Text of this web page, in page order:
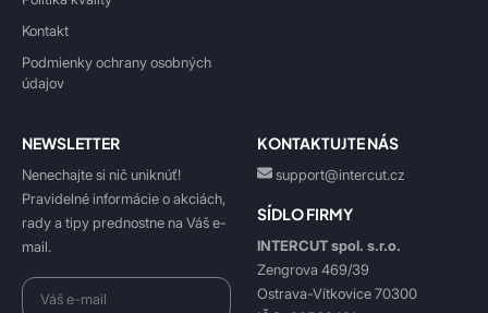
Kontakt
Podmienky ochrany osobných
údajov
NEWSLETTER
Nenechajte si nič uniknúť!
Pravidelné informácie o akciách,
rady a tipy prednostne na Váš e-
mail.
KONTAKTUJTE NÁS
support@intercut.cz
SÍDLO FIRMY
INTERCUT spol. s.r.o.
Zengrova 469/39
Ostrava-Vítkovice 70300